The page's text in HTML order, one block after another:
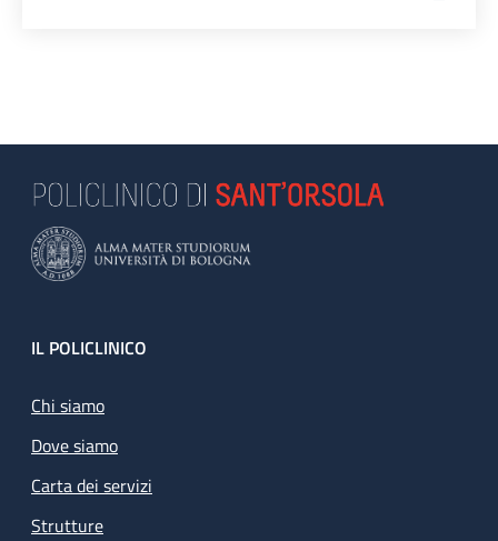
Footer
IL POLICLINICO
Chi siamo
Dove siamo
Carta dei servizi
Strutture